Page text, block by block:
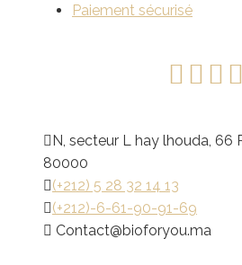
Paiement sécurisé
N, secteur L hay lhouda, 66
80000
(+212) 5 28 32 14 13
(+212)-6-61-90-91-69
am.uoyrofoib
@tcatnoC